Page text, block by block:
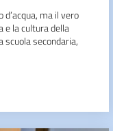
d’acqua, ma il vero
e la cultura della
scuola secondaria,